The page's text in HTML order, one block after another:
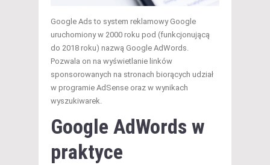
Google Ads to system reklamowy Google
uruchomiony w 2000 roku pod (funkcjonującą
do 2018 roku) nazwą Google AdWords.
Pozwala on na wyświetlanie linków
sponsorowanych na stronach biorących udział
w programie AdSense oraz w wynikach
wyszukiwarek.
Google AdWords w
praktyce